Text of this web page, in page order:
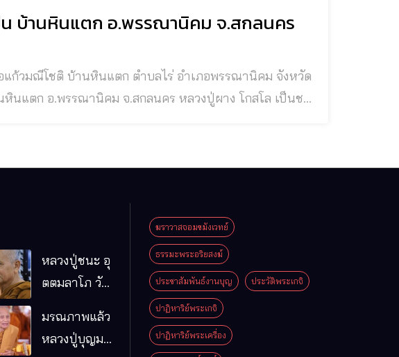
บ้านหินแตก อ.พรรณานิคม จ.สกลนคร
ก้วมณีโชติ บ้านหินแตก ตำบลไร่ อำเภอพรรณานิคม จังหวัด
หลวงปู่ชนะ อุ
ตตมลาโภ วัด
จ.มหาสารคาม
มรณภาพแล้ว
หลวงปู่บุญมา
ฆราวาสจอมขมังเวทย์
ธรรมะพระอริยสงฆ์
ประชาสัมพันธ์งานบุญ ประวัติพระเกจิ
ปาฏิหาริย์พระเกจิ
ปาฏิหาริย์พระเครื่อง